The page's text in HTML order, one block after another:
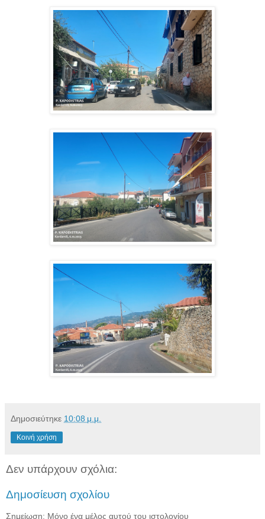
Δημοσιεύτηκε 10:08 μ.μ.
Κοινή χρήση
Δεν υπάρχουν σχόλια:
Δημοσίευση σχολίου
Σημείωση: Μόνο ένα μέλος αυτού του ιστολογίου